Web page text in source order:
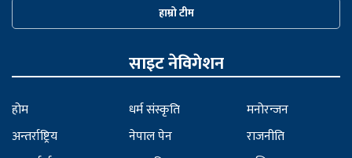
हाम्रो टीम
साइट नेविगेशन
होम
अन्तर्राष्ट्रिय
धर्म संस्कृति
नेपाल पेन
मनोरन्जन
राजनीति